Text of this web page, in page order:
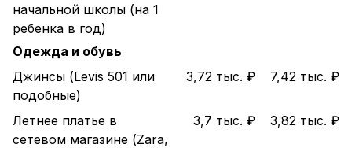
начальной школы (на 1
ребенка в год)
Одежда и обувь
Джинсы (Levis 501 или
подобные)
3,72 тыс. ₽ 7,42 тыс. ₽
Летнее платье в
сетевом магазине (Zara,
3,7 тыс. ₽ 3,82 тыс. ₽